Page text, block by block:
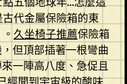
代金屬保險箱的東
久坐椅子推薦保險箱
但頂部插著一根彎曲
一陣高八度、急促且